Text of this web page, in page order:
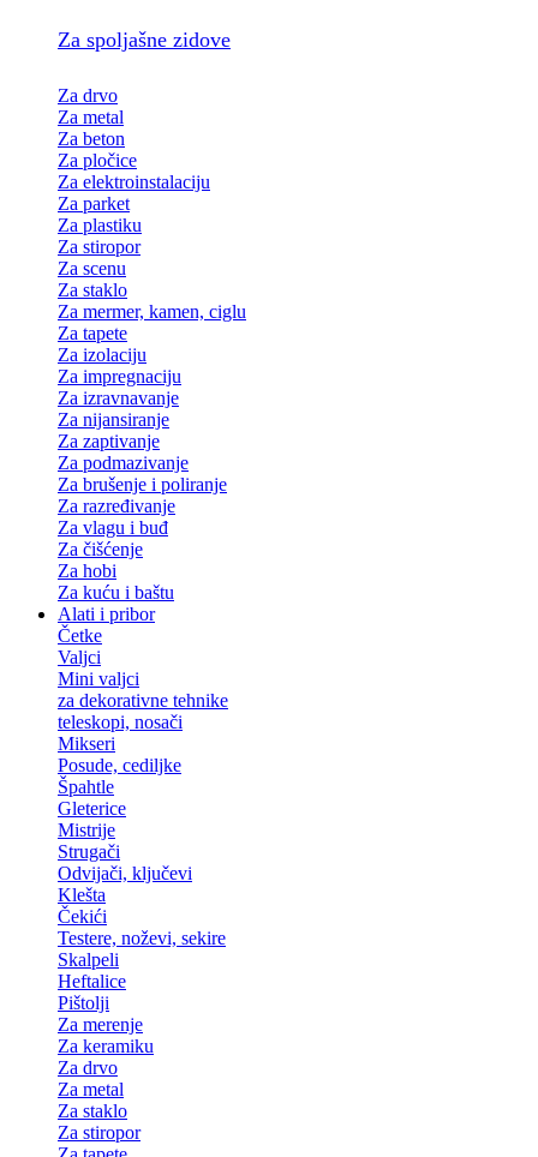
Za spoljašne zidove
Za drvo
Za metal
Za beton
Za pločice
Za elektroinstalaciju
Za parket
Za plastiku
Za stiropor
Za scenu
Za staklo
Za mermer, kamen, ciglu
Za tapete
Za izolaciju
Za impregnaciju
Za izravnavanje
Za nijansiranje
Za zaptivanje
Za podmazivanje
Za brušenje i poliranje
Za razređivanje
Za vlagu i buđ
Za čišćenje
Za hobi
Za kuću i baštu
Alati i pribor
Četke
Valjci
Mini valjci
za dekorativne tehnike
teleskopi, nosači
Mikseri
Posude, cediljke
Špahtle
Gleterice
Mistrije
Strugači
Odvijači, ključevi
Klešta
Čekići
Testere, noževi, sekire
Skalpeli
Heftalice
Pištolji
Za merenje
Za keramiku
Za drvo
Za metal
Za staklo
Za stiropor